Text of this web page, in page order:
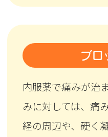
ブロ
内服薬で痛みが治
みに対しては、痛
経の周辺や、硬く